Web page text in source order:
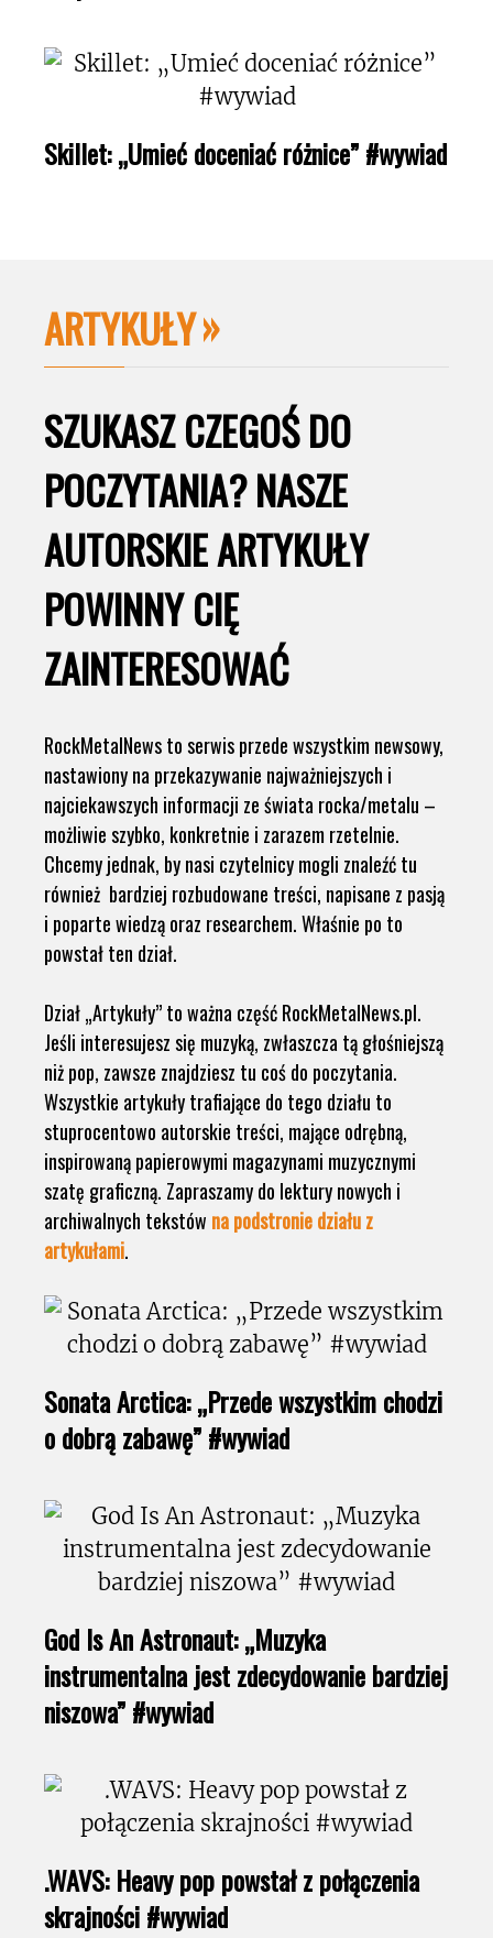
Skillet: „Umieć doceniać różnice” #wywiad
ARTYKUŁY
SZUKASZ CZEGOŚ DO
POCZYTANIA? NASZE
AUTORSKIE ARTYKUŁY
POWINNY CIĘ
ZAINTERESOWAĆ
RockMetalNews to serwis przede wszystkim newsowy,
nastawiony na przekazywanie najważniejszych i
najciekawszych informacji ze świata rocka/metalu –
możliwie szybko, konkretnie i zarazem rzetelnie.
Chcemy jednak, by nasi czytelnicy mogli znaleźć tu
również bardziej rozbudowane treści, napisane z pasją
i poparte wiedzą oraz researchem. Właśnie po to
powstał ten dział.
Dział „Artykuły” to ważna część RockMetalNews.pl.
Jeśli interesujesz się muzyką, zwłaszcza tą głośniejszą
niż pop, zawsze znajdziesz tu coś do poczytania.
Wszystkie artykuły trafiające do tego działu to
stuprocentowo autorskie treści, mające odrębną,
inspirowaną papierowymi magazynami muzycznymi
szatę graficzną. Zapraszamy do lektury nowych i
archiwalnych tekstów na podstronie działu z
artykułami.
Sonata Arctica: „Przede wszystkim chodzi
o dobrą zabawę” #wywiad
God Is An Astronaut: „Muzyka
instrumentalna jest zdecydowanie bardziej
niszowa” #wywiad
.WAVS: Heavy pop powstał z połączenia
skrajności #wywiad